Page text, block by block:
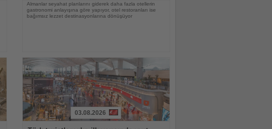
Almanlar seyahat planlarını giderek daha fazla otellerin
gastronomi anlayışına göre yapıyor, otel restoranları ise
bağımsız lezzet destinasyonlarına dönüşüyor
03.08.2026